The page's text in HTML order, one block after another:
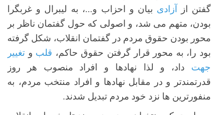
گفتن از
آزادی بیان و احزاب و...، به لیبرال و غربگرا
بودن، متهم می شد، و اصولی که حول گفتمان ناظر بر
محور بودن حقوق مردم در گفتمان انقلاب، شکل گرفته
بود را، به محور قرار گرفتن حقوق حاکم، قلب و تغییر
جهت داد، و لذا نهادها و افراد منصوب هر روز
قدرتمندتر و در مقابل نهادها و افراد منتخب مردم، به
منفورترین ها نزد خود مردم تبدیل شدند.